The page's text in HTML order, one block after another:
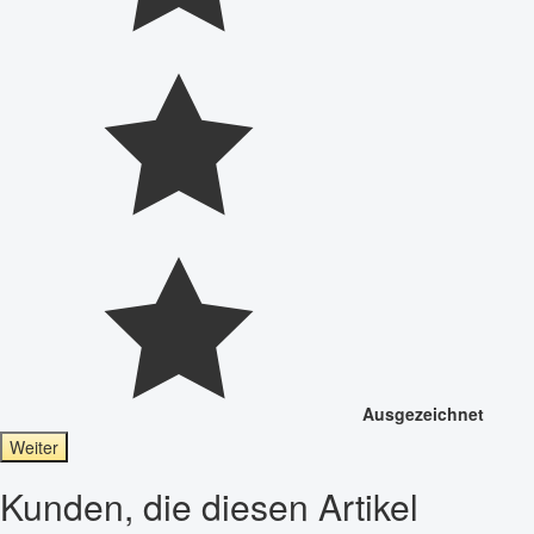
Ausgezeichnet
Weiter
Kunden, die diesen Artikel